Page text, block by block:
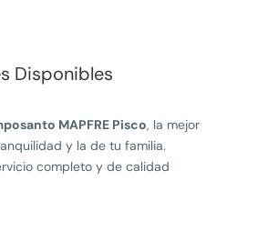
Disponibles
MAPFRE Pisco, la mejor
y la de tu familia.
completo y de calidad